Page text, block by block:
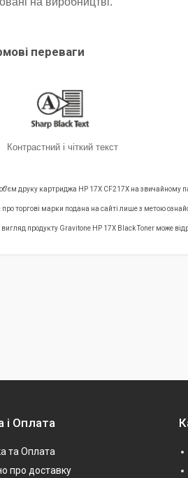
переваги
Контрастний і чіткий текст
друку картриджа HP 17X CF217X на звичайному
торгові марки подана на сайті лише з метою
продукту Gravitone HP 17X Black Toner може
і Оплата
та Оплата
про доставку